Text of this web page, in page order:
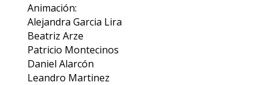
Animación:
Alejandra Garcia Lira
Beatriz Arze
Patricio Montecinos
Daniel Alarcón
Leandro Martinez